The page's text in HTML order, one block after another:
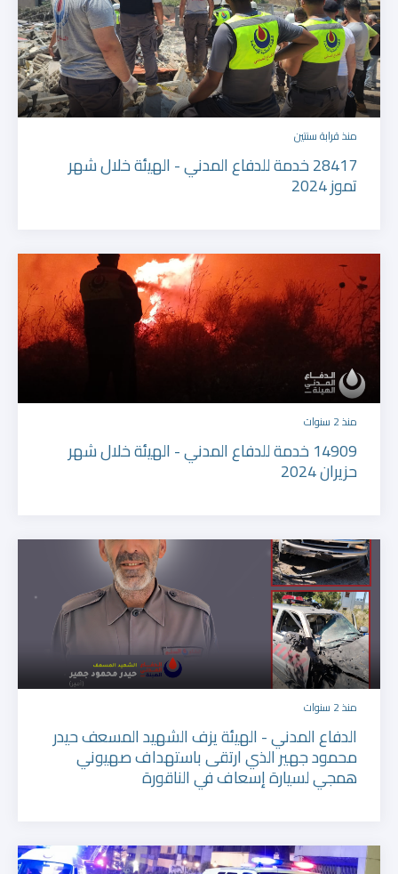
منذ قرابة سنتين
28417 خدمة للدفاع المدني - الهيئة خلال شهر
تموز 2024
منذ 2 سنوات
14909 خدمة للدفاع المدني - الهيئة خلال شهر
حزيران 2024
منذ 2 سنوات
الدفاع المدني - الهيئة يزف الشهيد المسعف حيدر
محمود جهير الذي ارتقى باستهداف صهيوني
همجي لسيارة إسعاف في الناقورة